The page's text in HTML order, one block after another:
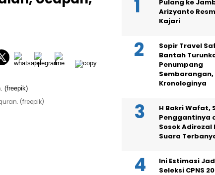
(freepik)
Pulang ke
Arizyanto
Kajari
Sopir Travel
Bantah
Penumpang
Sembarangan,
Kronologinya
H Bakri Wafat,
Penggantinya
Sosok Adirozal
Suara
Ini Estimasi
Seleksi CPNS